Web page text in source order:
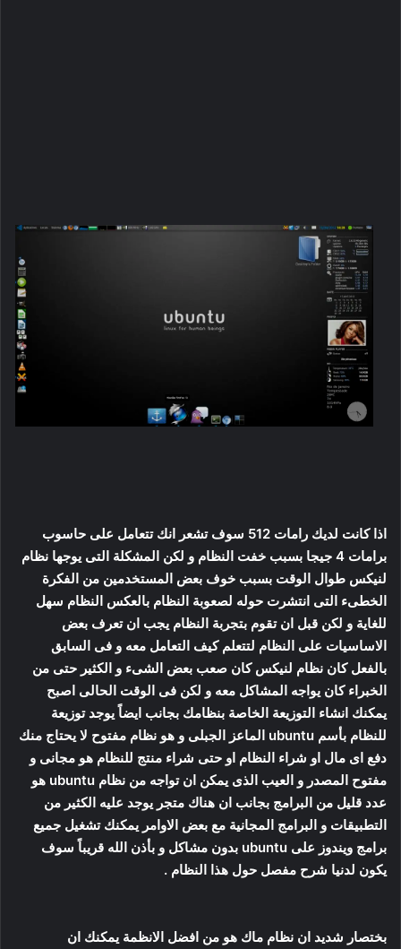
اذا كانت لديك رامات 512 سوف تشعر انك تتعامل على حاسوب
برامات 4 جيجا بسبب خفت النظام و لكن المشكلة التى يوجها نظام
لنيكس طوال الوقت بسبب خوف بعض المستخدمين من الفكرة
الخطىء التى انتشرت حوله لصعوبة النظام بالعكس النظام سهل
للغاية و لكن قبل ان تقوم بتجربة النظام يجب ان تعرف بعض
الاساسيات على النظام لتتعلم كيف التعامل معه و فى السابق
بالفعل كان نظام لنيكس كان صعب بعض الشىء و الكثير حتى من
الخبراء كان يواجه المشاكل معه و لكن فى الوقت الحالى اصبح
يمكنك انشاء التوزيعة الخاصة بنظامك بجانب ايضاً يوجد توزيعة
للنظام بأسم ubuntu الماعز الجبلى و هو نظام مفتوح لا يحتاج منك
دفع اى مال او شراء النظام او حتى شراء منتج للنظام هو مجانى و
مفتوح المصدر و العيب الذى يمكن ان تواجه من نظام ubuntu هو
عدد قليل من البرامج بجانب ان هناك متجر يوجد عليه الكثير من
التطبيقات و البرامج المجانية مع بعض الاوامر يمكنك تشغيل جميع
برامج ويندوز على ubuntu بدون مشاكل و بأذن الله قريباً سوف
يكون لدنيا شرح مفصل حول هذا النظام .
بختصار شديد ان نظام ماك هو من افضل الانظمة يمكنك ان